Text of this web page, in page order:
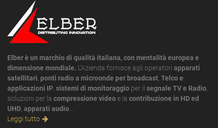
Elber è un marchio di qualità italiana, con mentalità europea e
dimensione mondiale. L'Azienda fornisce agli operatori apparati
satellitari ponti radio a microonde per broadcast Telco e
applicazioni IP sistemi di monitoraggio per il segnale TV e Radio
soluzioni per la compressione videoe la contribuzione in HD ed
UHD apparati audio
Leggi tutto